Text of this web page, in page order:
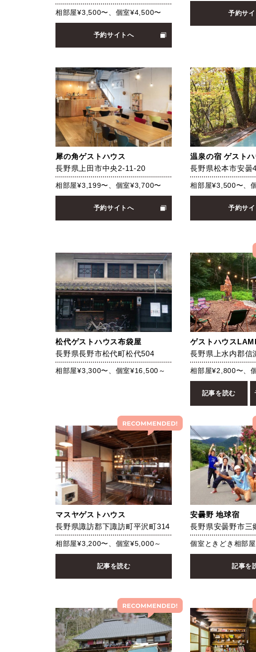
相部屋¥3,500〜、個室¥4,500〜
予約サイトへ
予約サ
犀の角ゲストハウス
長野県上田市中央2-11-20
相部屋¥3,199〜、個室¥3,700〜
予約サイトへ
温泉の宿 ゲスト
長野県松本市安曇
相部屋¥3,500〜、
予約サ
松代ゲストハウス布袋屋
長野県長野市松代町松代504
相部屋¥3,300〜、個室¥16,500～
ゲストハウス
長野県上水内郡信
相部屋¥2,800〜、
記事を読む
マスヤゲストハウス
長野県諏訪郡下諏訪町平沢町314
相部屋¥3,200〜、個室¥5,000～
記事を読む
安曇野 地球宿
長野県安曇野市三
個室ときどき相部
記事を